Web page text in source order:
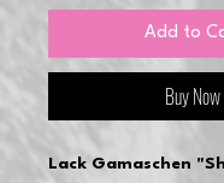
Add to
Buy Now
Lack Gamaschen